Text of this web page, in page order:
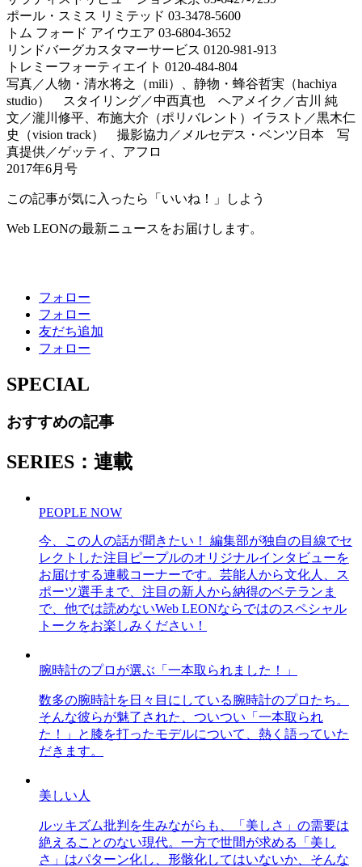
ポール・スミス リミテッド 03-3478-5600
トム フォード アイウエア 03-6804-3652
リンドバーグカスタマーサービス 0120-981-913
トレミーフォーティエイト 0120-484-804
写真／人物・清水将之（mili）、静物・蜂谷哲実（hachiya
studio） スタイリング／中西真也 ヘアメイク／古川 純
文／瀧川修平、布施大介（ポリバレント）イラスト／黒木仁
史（vision track） 撮影協力／メルセデス・ベンツ日本 写
真提供／ゲッティ、アフロ
2017年6月号
この記事が気に入ったら「いいね！」しよう
Web LEONの最新ニュースをお届けします。
フォロー
フォロー
友だち追加
フォロー
SPECIAL
おすすめの記事
SERIES：連載
PEOPLE NOW
今、この人の話が聞きたい！ 編集部が独自の目線でセ
レクトした注目ピープルのオリジナルインタビューを
お届けする連載コーナーです。芸能人から文化人、ス
ポーツ選手まで、注目の新人から納得のベテランま
で、他では読めないWeb LEONならではのスペシャル
トークをお楽しみください！
腕時計のプロが選ぶ「一本取られました！」
数多の腕時計を日々目にしている腕時計のプロたち。
そんな彼らが魅了された、ついつい「一本取られ
た！」と膝を打ったモデルについて、熱く語っていた
だきます。
美しい人
ルッキズム批判を生みながらも、「美しさ」の需要は
絶えることのない現代。一方で世間が求める「美し
さ」はパターン化し、形骸化してはいないか、そんな